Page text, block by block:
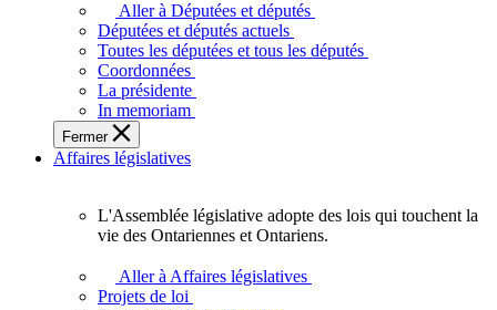
députés
vous
représentent
sein
de
l'Assemblée
législative
l'Ontario.
Aller à Députées et députés
Députées et députés actuels
Toutes les députées et tous les députés
Coordonnées
La présidente
In memoriam
Fermer
Affaires législatives
L'Assemblée
adopte
L'Assemblée législative adopte des lois qui touchent la
vie des Ontariennes et Ontariens.
Aller à Affaires législatives
Projets de loi